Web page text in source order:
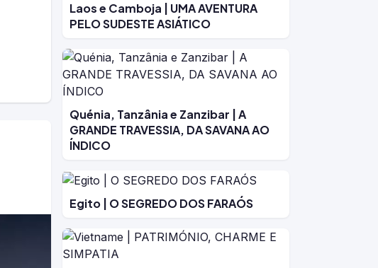
Laos e Camboja | UMA AVENTURA
PELO SUDESTE ASIÁTICO
Quénia, Tanzânia e Zanzibar | A
GRANDE TRAVESSIA, DA SAVANA AO
ÍNDICO
Egito | O SEGREDO DOS FARAÓS